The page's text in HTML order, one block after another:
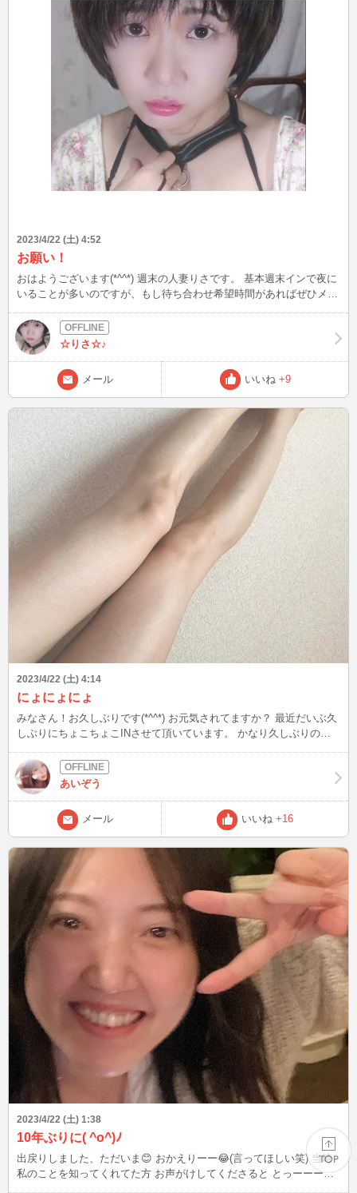
2023/4/22 (土) 4:52
お願い！
おはようございます(*^^*) 週末の人妻りさです。 基本週末インで夜に
いることが多いのですが、もし待ち合わせ希望時間があればぜひメー
☆りさ☆♪
メール いいね +9
2023/4/22 (土) 4:14
にょにょにょ
みなさん！お久しぶりです(*^^*) お元気されてますか？ 最近だいぶ久
しぶりにちょこちょこINさせて頂いています。 かなり久しぶりの会
い時間を過ごしたりと本当に楽しくさせて貰ってます((o(｡>ω<｡)o))💗
本当に他のサイトは知りませんが、ここの会員様はほんっとに良い方
ばかりだなと毎回感じます！本当にいつもありがとうございます！
ブログを見てくださってる方がチラホラいらっしゃるみたいで、メー
ルを頂いたので久しぶりにブログ書いてみました/// インは夜中や早朝
が多く、タイミング合う方も少ないかもしれませんが、一緒に幸せな
時間を過ごしましょう(*˘︶˘*).｡.:*♡ これからもよろしくお願いしま
す！ あいのお脚を添えて。(笑)
あいぞう
メール いいね +16
2023/4/22 (土) 1:38
10年ぶりに( ^o^)ﾉ
出戻りしました、ただいま😊 おかえりーー😂(言ってほしい笑) 当時
私のことを知ってくれてた方 お声がけしてくださると とっーーーっ